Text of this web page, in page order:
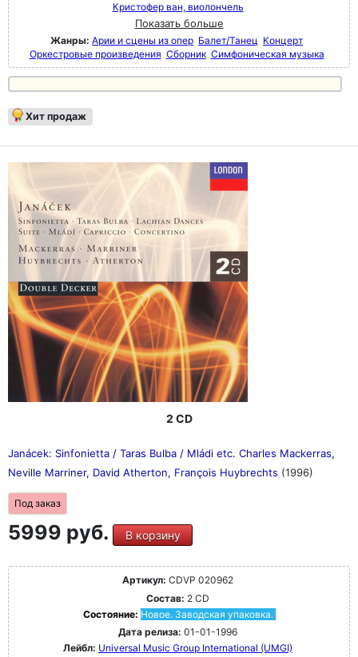
Кристофер ван, виолончель
Показать больше
Жанры: Арии и сцены из опер Балет/Танец Концерт
Оркестровые произведения Сборник Симфоническая музыка
Хит продаж
2 CD
Janácek: Sinfonietta / Taras Bulba / Mládi etc. Charles Mackerras,
Neville Marriner, David Atherton, François Huybrechts (1996)
Под заказ
5999 руб. В корзину
Артикул: CDVP 020962
Состав: 2 CD
Состояние: Новое. Заводская упаковка.
Дата релиза: 01-01-1996
Лейбл: Universal Music Group International (UMGI)